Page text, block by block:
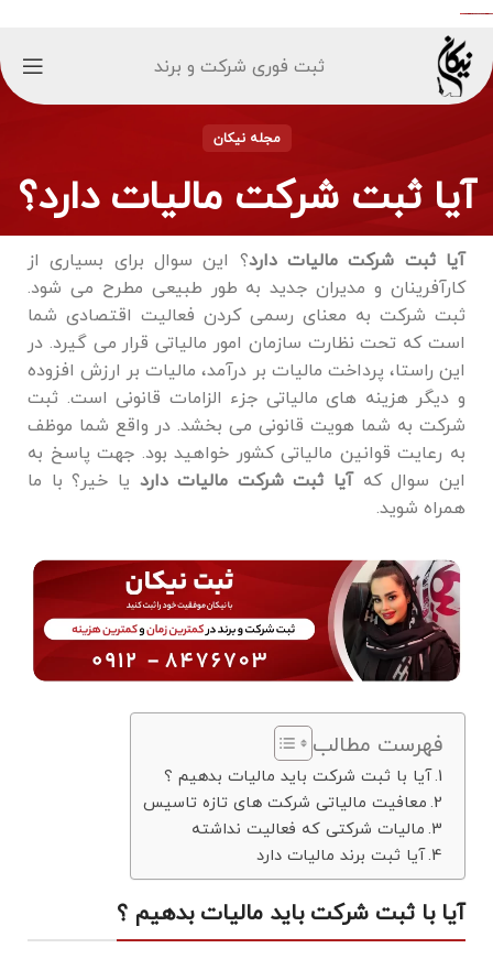
ثبت فوری شرکت و برند
مجله نیکان
آیا ثبت شرکت مالیات دارد؟
آیا ثبت شرکت مالیات دارد؟ این سوال برای بسیاری از
کارآفرینان و مدیران جدید به ‌طور طبیعی مطرح می ‌شود.
ثبت شرکت به معنای رسمی کردن فعالیت اقتصادی شما
است که تحت نظارت سازمان امور مالیاتی قرار می ‌گیرد. در
این راستا، پرداخت مالیات بر درآمد، مالیات بر ارزش افزوده
و دیگر هزینه‌ های مالیاتی جزء الزامات قانونی است. ثبت
شرکت به شما هویت قانونی می ‌بخشد. در واقع شما موظف
به رعایت قوانین مالیاتی کشور خواهید بود. جهت پاسخ به
این سوال کهآیا ثبت شرکت مالیات دارد یا خیر؟ با ما
همراه شوید.
فهرست مطالب
آیا با ثبت شرکت باید مالیات بدهیم ؟
معافیت مالیاتی شرکت های تازه تاسیس
مالیات شرکتی که فعالیت نداشته
آیا ثبت برند مالیات دارد
آیا با ثبت شرکت باید مالیات بدهیم ؟